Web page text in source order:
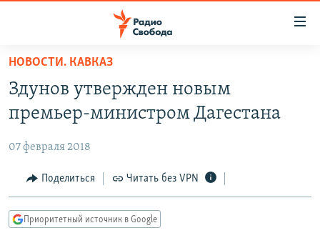
упрощенного
доступа
основному
Вернутся
главной
навигации
ПОДКАСТЫ
АВТОРСКИЕ ПРОЕКТЫ
ЦИТАТЫ СВОБОДЫ
МНЕНИЯ
IDEL.РЕАЛИИ
НОВОСТИ. КАВКАЗ
Здунов утвержден новым
премьер-министром Дагестана
07 февраля 2018
Поделиться Читать без VPN
Приоритетный источник в Google